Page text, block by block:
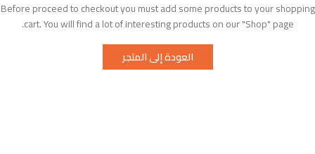
Before proceed to checkout you must add some products to your shopping
cart.You will find a lot of interesting products on our "Shop" page.
العودة إلى المتجر